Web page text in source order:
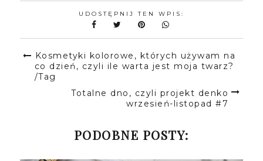
UDOSTĘPNIJ TEN WPIS:
Kosmetyki kolorowe, których używam na
co dzień, czyli ile warta jest moja twarz?
/Tag
Totalne dno, czyli projekt denko
wrzesień-listopad #7
PODOBNE POSTY: